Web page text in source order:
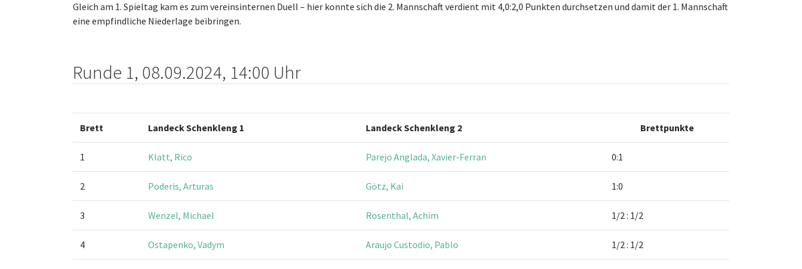
Gleich am 1. Spieltag kam es zum vereinsinternen Duell – hier konnte sich die 2. Mannschaft verdient mit 4,0:2,0 Punkten durchsetzen und damit der 1. Mannschaft
eine empfindliche Niederlage beibringen.
Runde 1, 08.09.2024, 14:00 Uhr
Brett Landeck Schenkleng 1 Landeck Schenkleng 2 Brettpunkte
1 Klatt, Rico Parejo Anglada, Xavier-Ferran 0:1
2 Poderis, Arturas Götz, Kai 1:0
3 Wenzel, Michael Rosenthal, Achim 1/2 : 1/2
4 Ostapenko, Vadym Araujo Custodio, Pablo 1/2 : 1/2